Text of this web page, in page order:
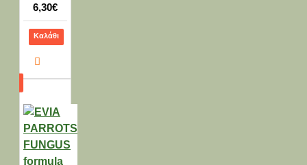
6,30€
Καλάθι